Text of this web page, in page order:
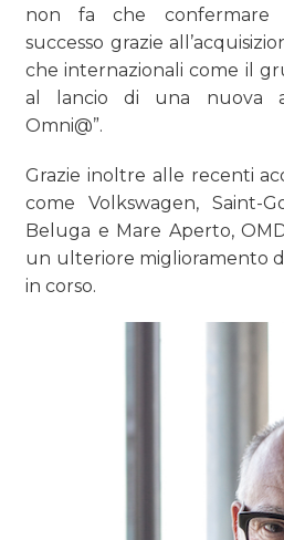
non fa che confermare
successo grazie
che internazionali come il
al lancio di una nuova
Omni@”.
Grazie inoltre alle recenti
come Volkswagen, Saint-
Beluga e Mare Aperto,
un ulteriore miglioramento
in corso.